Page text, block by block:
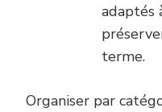
adaptés
terme.
Organiser par